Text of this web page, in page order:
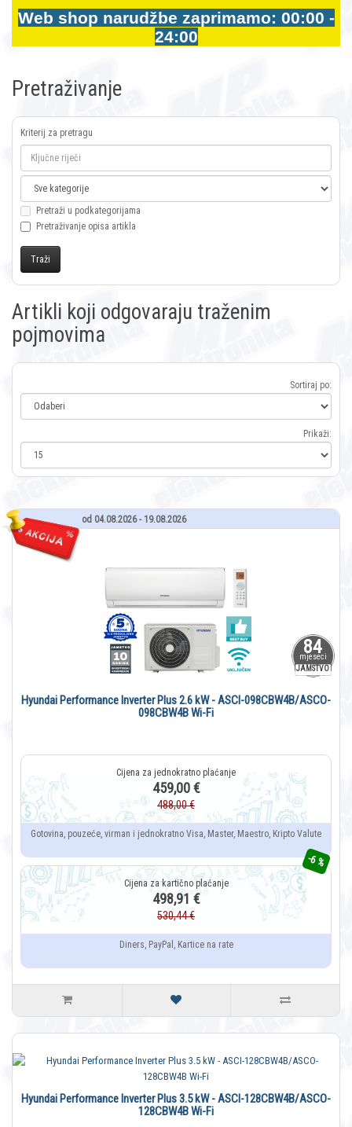
Web shop narudžbe zaprimamo: 00:00 -
24:00
Pretraživanje
Kriterij za pretragu
Pretraži u podkategorijama
Pretraživanje opisa artikla
Artikli koji odgovaraju traženim
pojmovima
Sortiraj po:
Prikaži:
od 04.08.2026 - 19.08.2026
84
mjeseci
JAMSTVO
Hyundai Performance Inverter Plus 2.6 kW - ASCI-098CBW4B/ASCO-
098CBW4B Wi-Fi
459,00 €
488,00 €
Gotovina, pouzeće, virman i jednokratno Visa, Master, Maestro, Kripto Valute
-6 %
498,91 €
530,44 €
Diners, PayPal, Kartice na rate
Hyundai Performance Inverter Plus 3.5 kW - ASCI-128CBW4B/ASCO-
128CBW4B Wi-Fi